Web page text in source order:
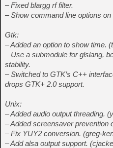
– Fixed blargg rf filter.
– Show command line options on
Gtk:
– Added an option to show time.
– Use a submodule for glslang,
stability.
– Switched to GTK’s C++
drops GTK+ 2.0 support.
Unix:
– Added audio output threading.
– Added screensaver prevention
– Fix YUY2 conversion. (greg-
– Add alsa output support.